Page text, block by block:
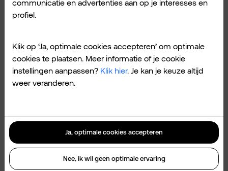
je in de perfecte situatie een modem hebben
zichzelf optimaliseert en zichzelf bijstelt,
afhankelijk van de omstandigheden binnen je
bedrijf.
Tip 4:stel vast hoeveel
medewerkers je bedrijf
communicatie en advertenties aan op je interesses en
profiel.
Klik op ‘Ja, optimale cookies accepteren’ om optimale
cookies te plaatsen. Meer informatie of je cookie
instellingen aanpassen? Klik hier. Je kan je keuze altijd
weer veranderen.
Ja, optimale cookies accepteren
Nee, ik wil geen optimale ervaring